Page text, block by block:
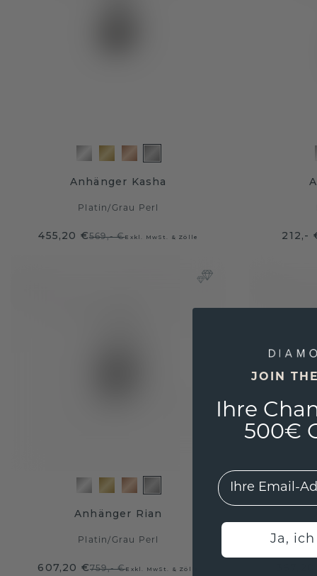
Anhänger Kasha
Platin/Grau Perl
455,20 €569,- €Exkl. MwSt. & Zölle 212,-
Anhänger Rian
Platin/Grau Perl
607,20 €759,- €Exkl. MwSt. & Zölle
JOIN
Ihre
500€
EMail
Ja,